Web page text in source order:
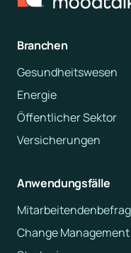
Branchen
Gesundheitswesen
Energie
Öffentlicher Sektor
Versicherungen
Anwendungsfälle
Change